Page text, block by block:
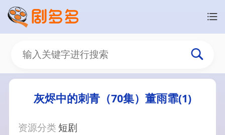
灰烬中的刺青（70集）董雨霏(1)
资源分类 短剧